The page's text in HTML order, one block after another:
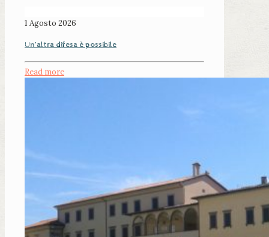
1 Agosto 2026
Un’altra difesa è possibile
Read more